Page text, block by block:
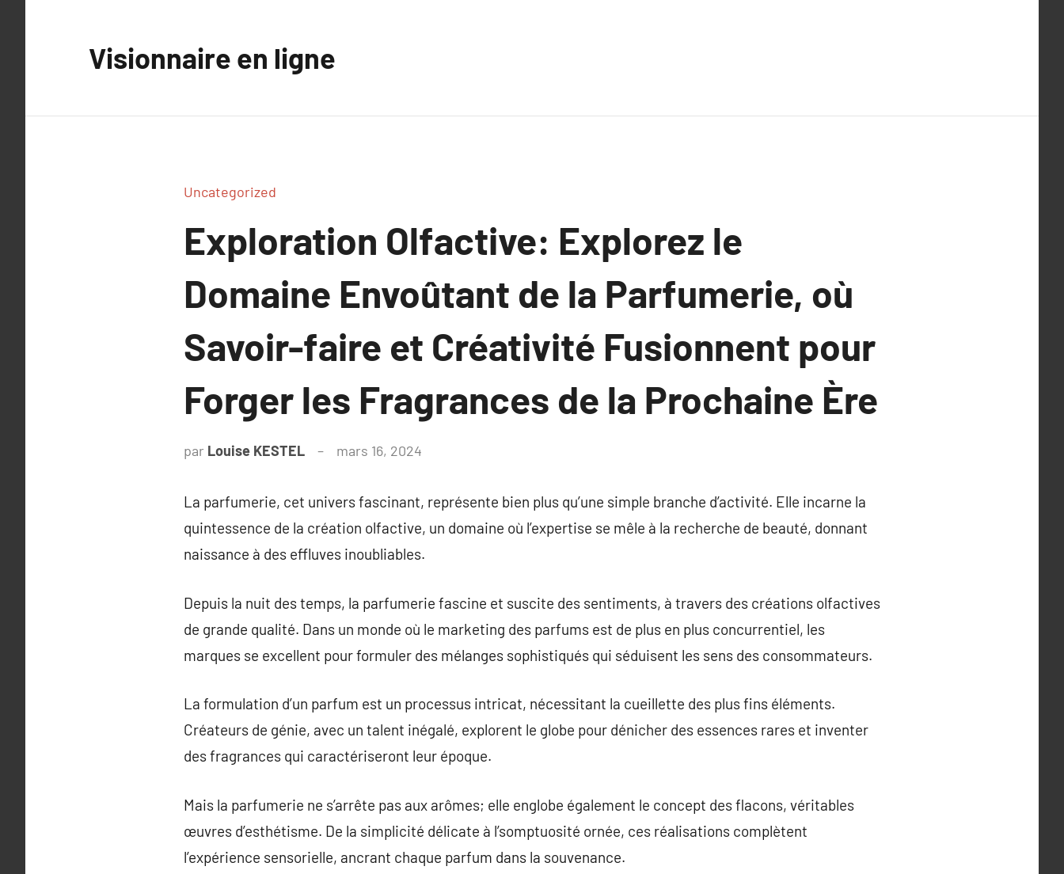
Visionnaire en ligne
Uncategorized
Exploration Olfactive: Explorez le
Domaine Envoûtant de la Parfumerie, où
Savoir-faire et Créativité Fusionnent pour
Forger les Fragrances de la Prochaine Ère
par Louise KESTEL mars 16, 2024
La parfumerie, cet univers fascinant, représente bien plus qu’une simple branche d’activité. Elle incarne la
quintessence de la création olfactive, un domaine où l’expertise se mêle à la recherche de beauté, donnant
naissance à des effluves inoubliables.
Depuis la nuit des temps, la parfumerie fascine et suscite des sentiments, à travers des créations olfactives
de grande qualité. Dans un monde où le marketing des parfums est de plus en plus concurrentiel, les
marques se excellent pour formuler des mélanges sophistiqués qui séduisent les sens des consommateurs.
La formulation d’un parfum est un processus intricat, nécessitant la cueillette des plus fins éléments.
Créateurs de génie, avec un talent inégalé, explorent le globe pour dénicher des essences rares et inventer
des fragrances qui caractériseront leur époque.
Mais la parfumerie ne s’arrête pas aux arômes; elle englobe également le concept des flacons, véritables
œuvres d’esthétisme. De la simplicité délicate à l’somptuosité ornée, ces réalisations complètent
l’expérience sensorielle, ancrant chaque parfum dans la souvenance.